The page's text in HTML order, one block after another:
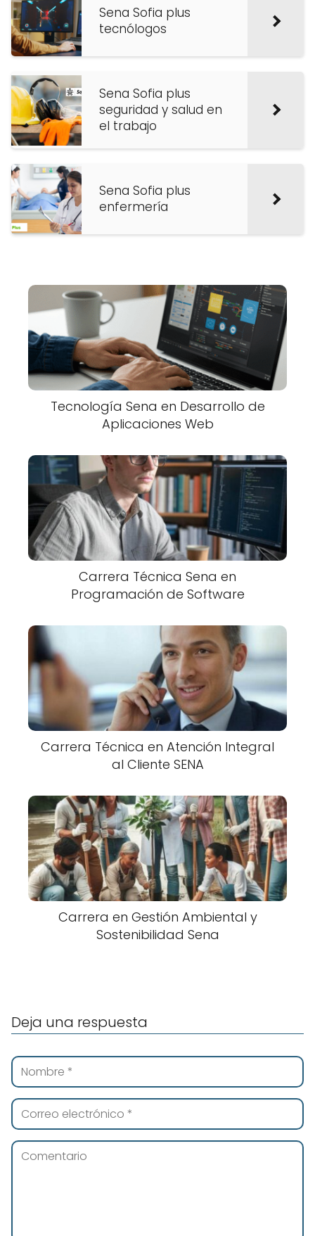
Sena Sofia plus
tecnólogos
Sena Sofia plus
seguridad y salud en
el trabajo
Sena Sofia plus
enfermería
Tecnología Sena en Desarrollo de
Aplicaciones Web
Carrera Técnica Sena en
Programación de Software
Carrera Técnica en Atención Integral
al Cliente SENA
Carrera en Gestión Ambiental y
Sostenibilidad Sena
Deja una respuesta